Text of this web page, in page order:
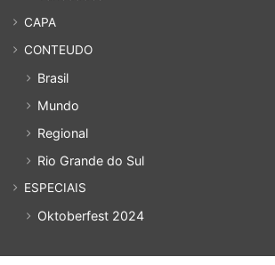
CAPA
CONTEUDO
Brasil
Mundo
Regional
Rio Grande do Sul
ESPECIAIS
Oktoberfest 2024